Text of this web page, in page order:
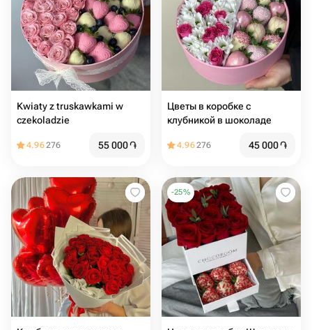
Kwiaty z truskawkami w
czekoladzie
4.96276 55 000֏
Цветы в коробке с
клубникой в шоколаде
4.96276 45 000֏
-25%